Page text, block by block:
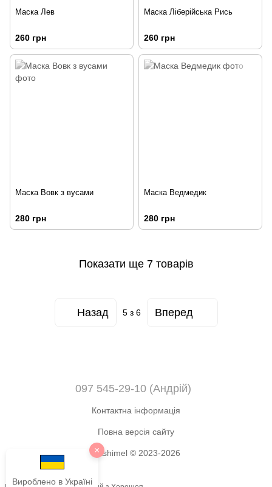
Вироблено в Україні
×
Маска Лев
260 грн
Маска Ліберійська Рись
260 грн
Маска Вовк з вусами
280 грн
Маска Ведмедик
280 грн
Показати ще 7 товарів
Назад 5з 6 Вперед
097 545-29-10 (Андрій)
Контактна інформація
Повна версія сайту
Okshimel © 2023-2026